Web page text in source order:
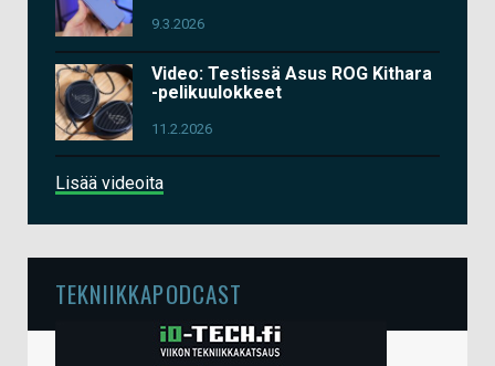
9.3.2026
Video: Testissä Asus ROG Kithara
-pelikuulokkeet
11.2.2026
Lisää videoita
TEKNIIKKAPODCAST